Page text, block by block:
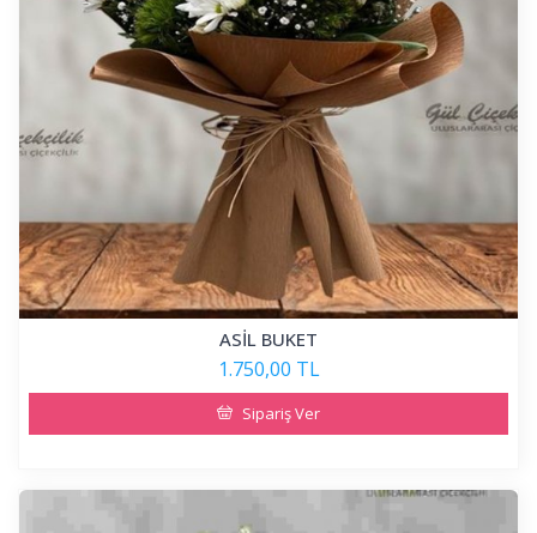
ASİL BUKET
1.750,00 TL
Sipariş Ver